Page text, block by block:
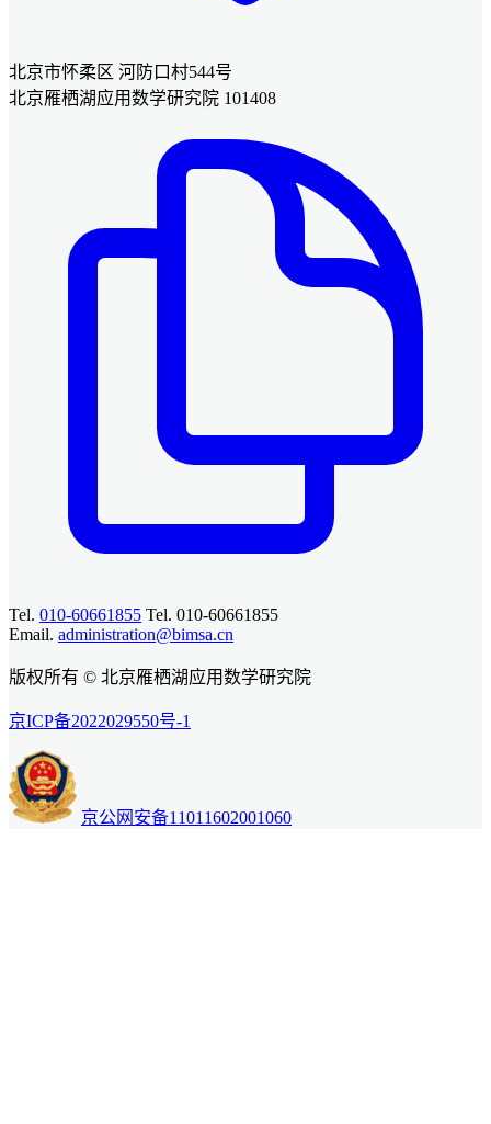
北京市怀柔区 河防口村544号
北京雁栖湖应用数学研究院 101408
Tel. 010-60661855 Tel. 010-60661855
Email. administration@bimsa.cn
版权所有 © 北京雁栖湖应用数学研究院
京ICP备2022029550号-1
京公网安备11011602001060